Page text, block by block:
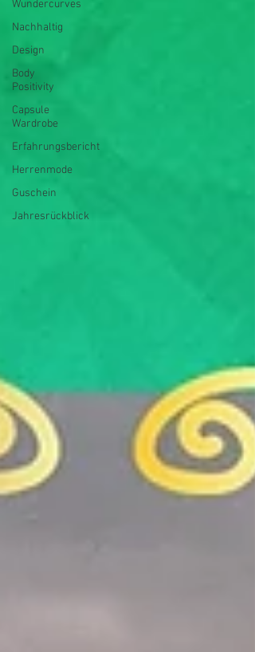
Wundercurves
Nachhaltig
Design
Body
Positivity
Capsule
Wardrobe
Erfahrungsbericht
Herrenmode
Guschein
Jahresrückblick